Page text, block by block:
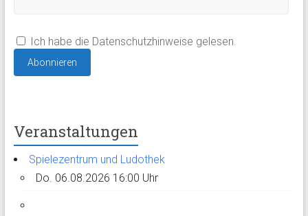
Ich habe die Datenschutzhinweise gelesen.
Veranstaltungen
Spielezentrum und Ludothek
Do. 06.08.2026 16:00 Uhr